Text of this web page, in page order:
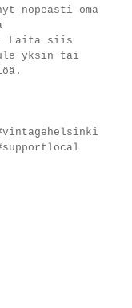
nopeasti oma
Laita siis
yksin tai